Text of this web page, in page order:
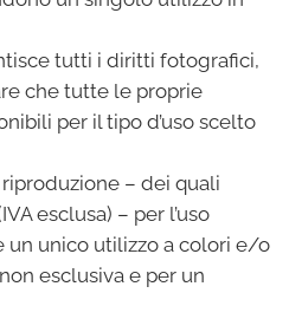
tutti i diritti fotografici,
che tutte le proprie
per il tipo d’uso scelto
– dei quali
esclusa) – per l’uso
un unico utilizzo a colori e/o
esclusiva e per un